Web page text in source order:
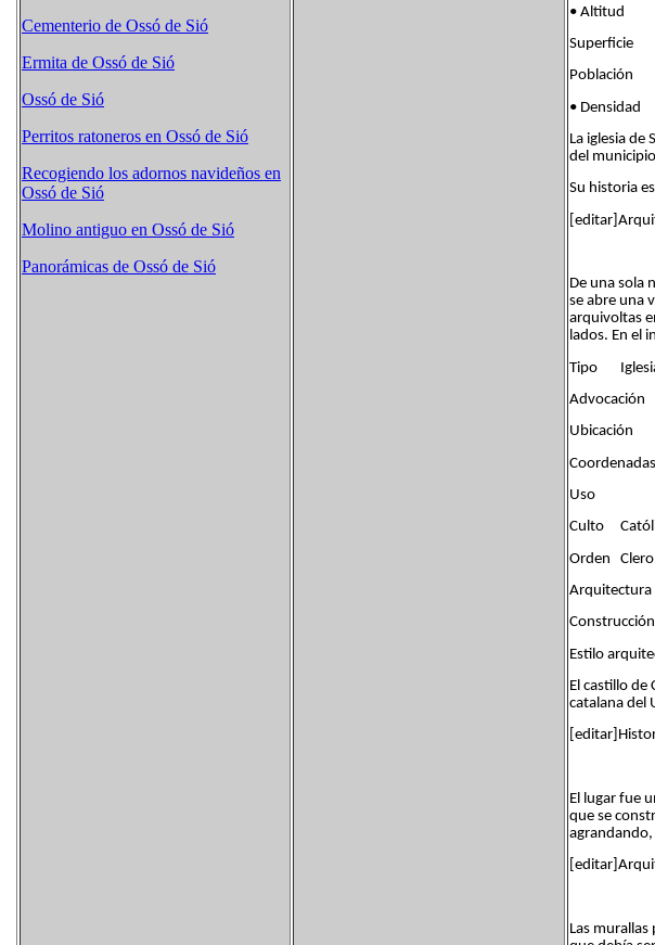
Cementerio de Ossó de Sió
Ermita de Ossó de Sió
Ossó de Sió
Perritos ratoneros en Ossó de Sió
Recogiendo los adornos navideños en
Ossó de Sió
Molino antiguo en Ossó de Sió
Panorámicas de Ossó de Sió
• Altitud
Superficie
Población
•
La iglesia
del
Su historia
De una sola
se abre una
arquivoltas
lados. En el
Tipo
Ubicación
Uso
Culto
Orden Clero
Arquitectura
Estilo
El castillo
catalana del
El lugar fue
que se
Las